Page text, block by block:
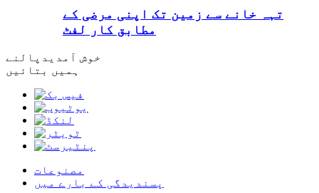
تہہ خانے سے زمین تک اپنی مرضی کے
مطابق کار لفٹ
خوش آمدید پالنے
ہمیں بتائیں
مصنوعات
پسندیدگی کے بارے میں